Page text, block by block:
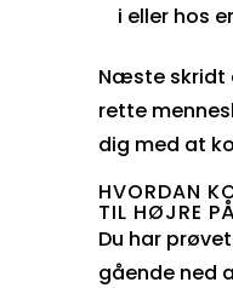
i eller hos
Næste skridt
rette
dig med at
HVORDAN
TIL HØJRE
Du har
gående ned